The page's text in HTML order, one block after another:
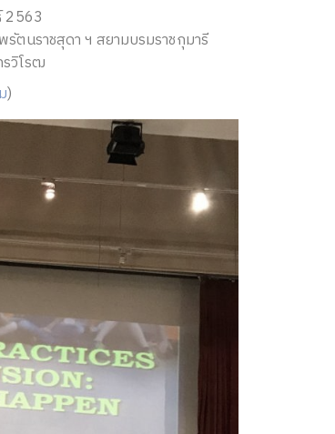
2563
ตนราชสุดา ฯ สยามบรมราชกุมารี
วิโรฒ
)